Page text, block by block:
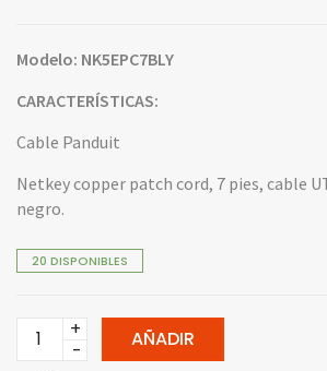
Modelo: NK5EPC7BLY
CARACTERÍSTICAS:
Cable Panduit
Netkey copper patch cord, 7 pies, cable
negro.
20 DISPONIBLES
NK5EPC7BLY
AÑADIR